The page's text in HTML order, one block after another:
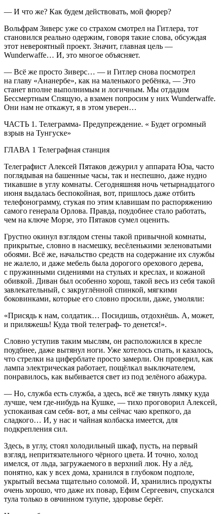
— И что же? Как будем действовать, мой фюрер?
Вольфрам Зиверс уже со страхом смотрел на Гитлера, тот
становился реально одержим, говоря такие слова, обсуждая
этот невероятный проект. Значит, главная цель —
Wunderwaffe… И, это многое объясняет.
— Всё же просто Зиверс… — и Гитлер снова посмотрел
на главу «Ананербе», как на маленького ребёнка, — Это
станет вполне выполнимым и логичным. Мы отдадим
Бессмертным Спящую, а взамен попросим у них Wunderwaffe.
Они нам не откажут, я в этом уверен…
ЧАСТЬ 1. Телеграмма- Предупреждение. « Будет огромный
взрыв на Тунгуске»
ГЛАВА 1 Телеграфная станция
Телеграфист Алексей Пятаков дежурил у аппарата Юза, часто
поглядывая на башенные часы, так и неспешно, даже нудно
тикавшие в углу комнаты. Сегодняшняя ночь четырнадцатого
июня выдалась беспокойная, вот, пришлось даже отбить
телефонограмму, стукая по этим клавишам по распоряжению
самого генерала Орлова. Правда, поудобнее стало работать,
чем на ключе Морзе, это Пятаков сумел оценить.
Грустно окинул взглядом стены такой привычной комнаты,
прикрытые, словно в насмешку, весёленькими зеленоватыми
обоями. Всё же, начальство средств на содержание их службы
не жалело, и даже мебель была дорогого орехового дерева,
с пружинными сидениями на стульях и креслах, и кожаной
обивкой. Диван был особенно хорош, такой весь из себя такой
завлекательный, с закруглённой спинкой, мягкими
боковинками, которые его словно просили, даже, умоляли:
«Присядь к нам, солдатик… Посидишь, отдохнёшь. А, может,
и приляжешь! Куда твой телеграф- то денется!».
Словно уступив таким мыслям, он расположился в кресле
поудбнее, даже вытянул ноги. Уже хотелось спать, и казалось,
что стрелки на циферблате просто замерли. Он проверил, как
лампа электрическая работает, пощёлкал выключателем,
понравилось, как выбивается свет из под зелёного абажура.
— Но, служба есть служба, а здесь, всё же тянуть лямку куда
лучше, чем где-нибудь на Кушке, — тихо проговорил Алексей,
успокаивая сам себя- вот, а мы сейчас чаю крепкого, да
сладкого… И, у нас и чайная колбаска имеется, для
подкрепления сил.
Здесь, в углу, стоял холодильный шкаф, пусть, на первый
взгляд, непритязательного чёрного цвета. И точно, холод
имелся, от льда, загружаемого в верхний люк. Ну а лёд,
понятно, как у всех дома, хранился в глубоком подполе,
укрытый весьма тщательно соломой. И, хранились продукты
очень хорошо, что даже их повар, Ефим Сергеевич, спускался
тула только в овчинном тулупе, здоровье берёг.